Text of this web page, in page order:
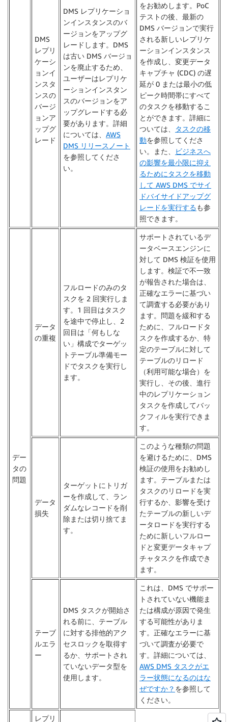
DMS
レプリ
ケーシ
ョンイ
ンスタ
ンスの
バージ
ョンア
ップグ
レード
DMS レプリケーショ
ンインスタンスのバ
ージョンをアップグ
レードします。DMS
は古い DMS バージョ
ンを廃止するため、
ユーザーはレプリケ
ーションインスタン
スのバージョンをア
ップグレードする必
要があります。詳細
については、 AWS
DMS リリースノート
を参照してくださ
い。
をお勧めします。PoC
テストの後、最新の
DMS バージョンで実行
される新しいレプリケ
ーションインスタンス
を作成し、変更データ
キャプチャ (CDC) の遅
延が 0 または最小の低
ピーク時間帯にすべて
のタスクを移動するこ
とができます。詳細に
ついては、
タスクの移
動を参照してくださ
い。また、
ビジネスへ
の影響を最小限に抑え
るためにタスクを移動
して AWS DMS でサイ
ドバイサイドアップグ
レードを実行するも参
照できます。
デー
タの
問題
データ
の重複
フルロードのみのタ
スクを 2 回実行しま
す。1 回目はタスク
を途中で停止し、2
回目は「何もしな
い」構成でターゲッ
トテーブル準備モー
ドでタスクを実行し
ます。
サポートされているデ
ータベースエンジンに
対して DMS 検証を使用
します。検証で不一致
が報告された場合は、
正確なエラーに基づい
て調査する必要があり
ます。問題を緩和する
ために、フルロードタ
スクを作成するか、特
定のテーブルに対して
テーブルのリロード
（利用可能な場合）を
実行し、その後、進行
中のレプリケーション
タスクを作成してバッ
クフィルを実行できま
す。
データ
損失
ターゲットにトリガ
ーを作成して、ラン
ダムなレコードを削
除または切り捨てま
す。
このような種類の問題
を避けるために、DMS
検証の使用をお勧めし
ます。テーブルまたは
タスクのリロードを実
行するか、影響を受け
たテーブルの新しいデ
ータロードを実行する
ために新しいフルロー
ドと変更データキャプ
チャタスクを作成でき
ます。
テーブ
ルエラ
ー
DMS タスクが開始さ
れる前に、テーブル
に対する排他的アク
セスロックを取得す
るか、サポートされ
ていないデータ型を
使用します。
これは、DMS でサポー
トされていない機能ま
たは構成が原因で発生
する可能性がありま
す。正確なエラーに基
づいて調査が必要で
す。詳細については、
AWS DMS タスクがエ
ラー状態になるのはな
ぜですか？ を参照して
ください。
レプリ